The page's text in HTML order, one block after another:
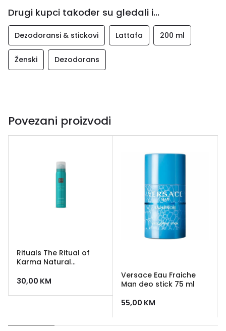
Drugi kupci također su gledali i...
Dezodoransi & stickovi Lattafa 200 ml
Ženski Dezodorans
Povezani proizvodi
Rituals The Ritual of
Karma Natural
30,00 KM
Versace Eau Fraiche
Man deo stick 75 ml
55,00 KM